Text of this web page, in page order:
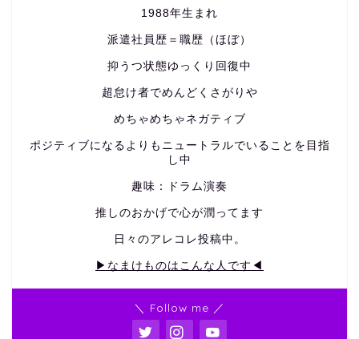
1988年生まれ
派遣社員歴＝職歴（ほぼ）
抑うつ状態ゆっくり回復中
超怠け者でめんどくさがりや
めちゃめちゃネガティブ
ポジティブになるよりもニュートラルでいることを目指
し中
趣味：ドラム演奏
推しのおかげで心が潤ってます
日々のアレコレ投稿中。
▶なまけものはこんな人です◀
＼ Follow me ／